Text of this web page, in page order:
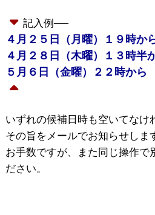
記入例──
４月２５日（月曜）１９時か
４月２８日（木曜）１３時半
５月６日（金曜）２２時から
いずれの候補日時も空いてなけ
その旨をメールでお知らせしま
お手数ですが、また同じ操作で
ださい。